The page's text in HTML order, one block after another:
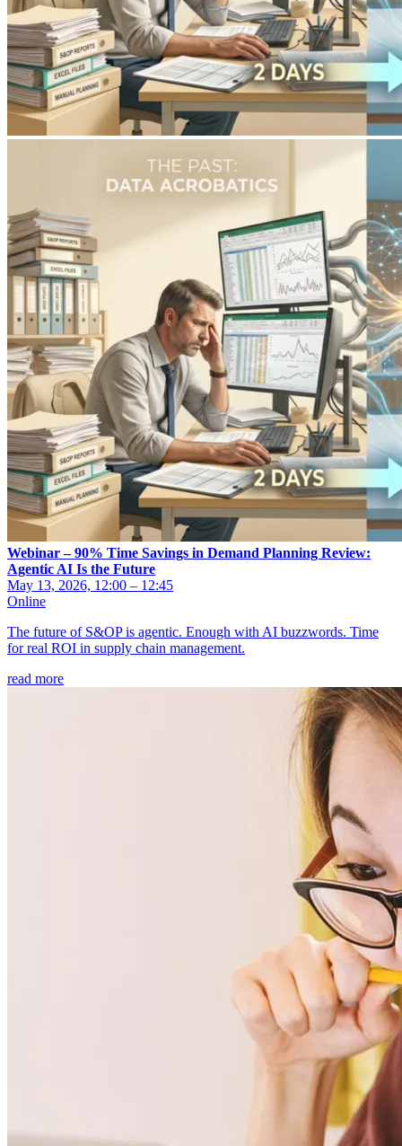
Webinar – 90% Time Savings in Demand Planning Review:
Agentic AI Is the Future
May 13, 2026, 12:00 – 12:45
Online
The future of S&OP is agentic. Enough with AI buzzwords. Time
for real ROI in supply chain management.
read more